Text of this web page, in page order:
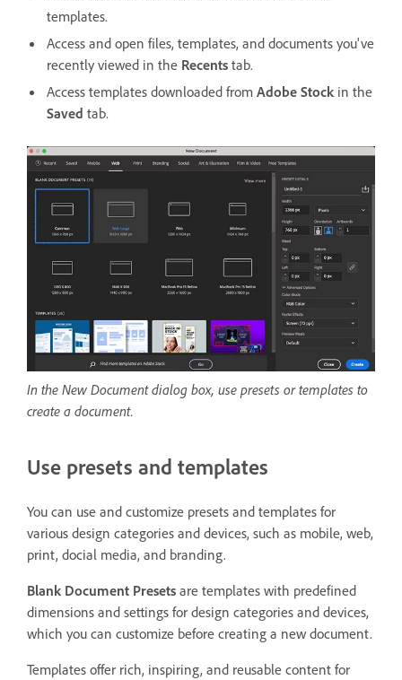
templates.
Access and open files, templates, and documents you've
recently viewed in the Recents tab.
Access templates downloaded from Adobe Stock in the
Saved tab.
In the New Document dialog box, use presets or templates to
create a document.
Use presets and templates
You can use and customize presets and templates for
various design categories and devices, such as mobile, web,
print, docial media, and branding.
Blank Document Presets are templates with predefined
dimensions and settings for design categories and devices,
which you can customize before creating a new document.
Templates offer rich, inspiring, and reusable content for